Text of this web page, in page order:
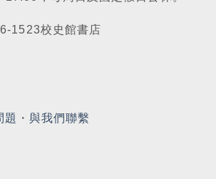
1523校史館書店
題 ・與我們聯繫